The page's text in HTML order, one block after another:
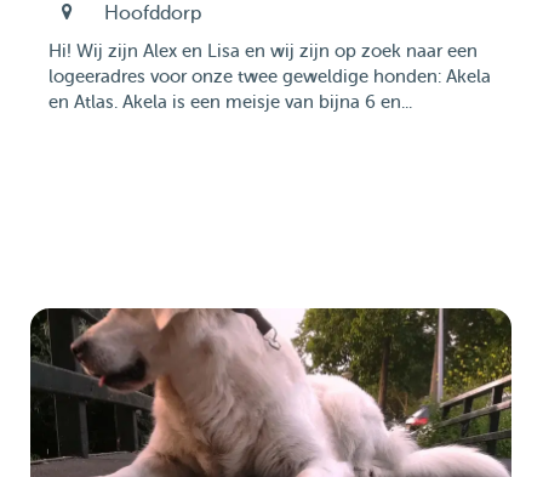
Hoofddorp
Hi! Wij zijn Alex en Lisa en wij zijn op zoek naar een
logeeradres voor onze twee geweldige honden: Akela
en Atlas. Akela is een meisje van bijna 6 en...